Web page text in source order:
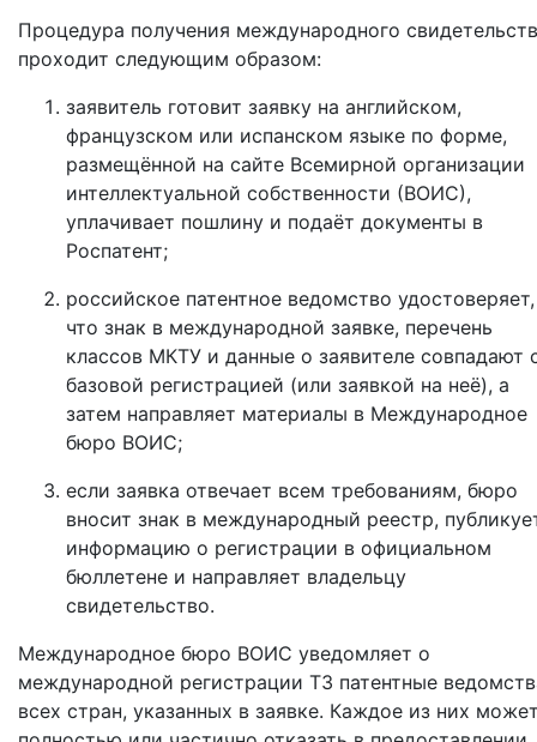
Процедура получения международного
проходит следующим образом:
заявитель готовит заявку на английском,
французском или испанском языке по форме,
размещённой на сайте Всемирной организации
интеллектуальной собственности (ВОИС),
уплачивает пошлину и подаёт документы в
Роспатент;
российское патентное ведомство удостоверяет,
что знак в международной заявке, перечень
классов МКТУ и данные о заявителе совпадают
базовой регистрацией (или заявкой на неё), а
затем направляет материалы в Международное
бюро ВОИС;
если заявка отвечает всем требованиям, бюро
вносит знак в международный реестр,
информацию о регистрации в официальном
бюллетене и направляет владельцу
свидетельство.
Международное бюро ВОИС уведомляет о
международной регистрации ТЗ патентные
всех стран, указанных в заявке. Каждое из них